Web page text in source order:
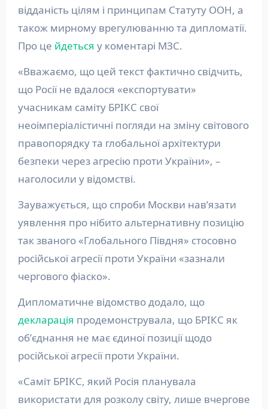
відданість цілям і принципам Статуту ООН, а
також мирному врегулюванню та дипломатії.
Про це йдеться у коментарі МЗС.
«Вважаємо, що цей текст фактично свідчить,
що Росії не вдалося «експортувати»
учасникам саміту БРІКС свої
неоімперіалістичні погляди на зміну світового
правопорядку та глобальної архітектури
безпеки через агресію проти України», –
наголосили у відомстві.
Зауважується, що спроби Москви навʼязати
уявлення про нібито альтернативну позицію
так званого «Глобального Півдня» стосовно
російської агресії проти України «зазнали
чергового фіаско».
Дипломатичне відомство додало, що
декларація продемонструвала, що БРІКС як
обʼєднання не має єдиної позиції щодо
російської агресії проти України.
«Саміт БРІКС, який Росія планувала
використати для розколу світу, лише вчергове